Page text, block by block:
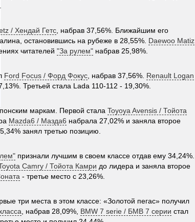
/ Хендай Гетс , набрав 37,56%. Ближайшим его
остановившись на рубеже в 28,55%. Daewoo Matiz
читателей "За рулем" набрав 25,98%.
Ford Focus / Форд Фокус , набрав 37,56%. Renault Logan
Третьей стала Lada 110-112 - 19,30%.
маркам. Первой стала Toyoya Avensis / Тойота
Mazda6 / Мазда6 набрала 27,02% и заняла второе
занял третью позицию.
признали лучшим в своем классе отдав ему 34,24%.
Camry / Тойота Камри до лидера и заняла второе
- третье место с 23,26%.
три места в этом классе: «Золотой пегас» получил
, набрав 28,09%, BMW 7 serie / БМВ 7 серии стал